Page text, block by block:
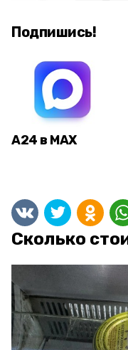
Подпишись!
А24 в MAX
Сколько